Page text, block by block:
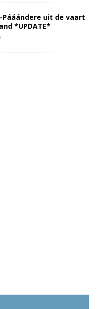
Pááándere uit de vaart
*UPDATE*